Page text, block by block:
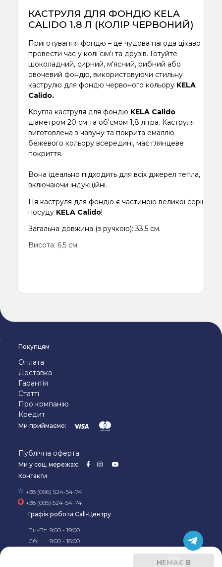
НЕМАЄ В
КАСТРУЛЯ ДЛЯ ФОНДЮ KELA
CALIDO 1.8 Л (КОЛІР ЧЕРВОНИЙ)
Приготування фондю – це чудова нагода цікаво
провести час у колі сім'ї та друзів. Готуйте
шоколадний, сирний, м'ясний, рибний або
овочевий фондю, використовуючи стильну
каструлю для фондю червоного кольору KELA
Calido.
Кругла каструля для фондю KELA Calido
діаметром 20 см та об'ємом 1,8 літра. Каструля
виготовлена ​​з чавуну та покрита емаллю
бежевого кольору всередині, має глянцеве
покриття.
Вона ідеально підходить для всіх джерел тепла,
включаючи індукційні.
Ця каструля для фондю є частиною великої серії
посуду KELA Calido!
Загальна довжина (з ручкою): 33,5 см.
Висота: 6,5 см.
Покупцям
Оплата
Доставка
Гарантія
Статті
Про компанію
Кредит
Ми приймаємо:
Публічна оферта
Ми у соц. мережах:
Контакти
+38 (096) 524-54-74
+38 (095) 524-54-74
Графік роботи Call-Центру
Пн-Пт:
Сб:
9:00 - 19:00
9:00 - 18:00
інтернет-магазин Kela в